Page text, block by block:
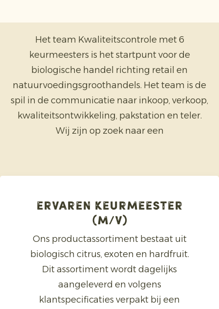
Het team Kwaliteitscontrole met 6
keurmeesters is het startpunt voor de
biologische handel richting retail en
natuurvoedingsgroothandels. Het team is de
spil in de communicatie naar inkoop, verkoop,
kwaliteitsontwikkeling, pakstation en teler.
Wij zijn op zoek naar een
ERVAREN KEURMEESTER
(M/V)
Ons productassortiment bestaat uit
biologisch citrus, exoten en hardfruit.
Dit assortiment wordt dagelijks
aangeleverd en volgens
klantspecificaties verpakt bij een